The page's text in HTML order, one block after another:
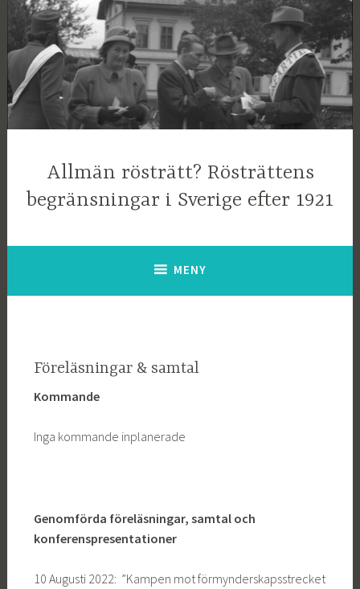
Hoppa
till
innehåll
Allmän rösträtt? Rösträttens
begränsningar i Sverige efter 1921
MENY
Föreläsningar & samtal
Kommande
Inga kommande inplanerade
Genomförda föreläsningar, samtal och
konferenspresentationer
10 Augusti 2022: ”Kampen mot förmynderskapsstrecket